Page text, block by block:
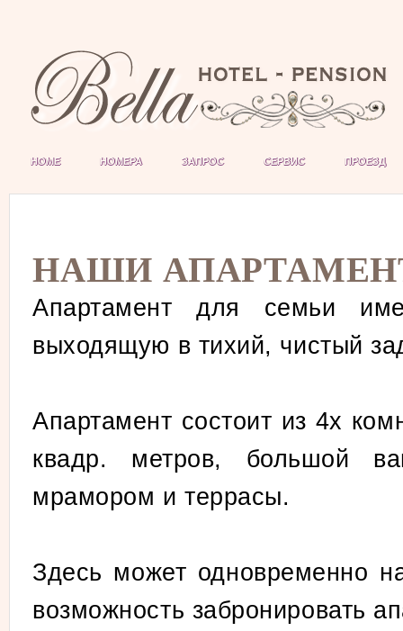
HOME НОМЕРА ЗАПРОС СЕРВИС ПРОЕЗД
НАШИ
Апартамент для семьи
выходящую в тихий, чистый
Апартамент состоит из 4х
квадр. метров, большой
мрамором и террасы.
Здесь может одновременно
возможность забронировать